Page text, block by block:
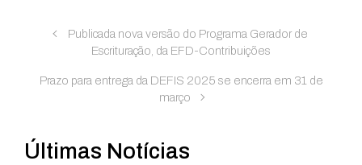
Publicada nova versão do Programa Gerador de
Escrituração, da EFD-Contribuições
Prazo para entrega da DEFIS 2025 se encerra em 31 de
março
Últimas Notícias